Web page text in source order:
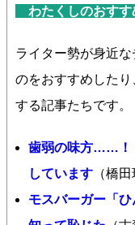
わたくしのおすす
ライター勢が身近
のをおすすめした
する記事たちです。
歯弱の味方……！
しています （橋田
モスバーガー「